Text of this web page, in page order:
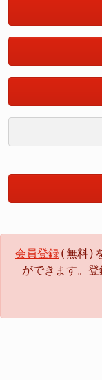
会員登録(無料)
ができます。